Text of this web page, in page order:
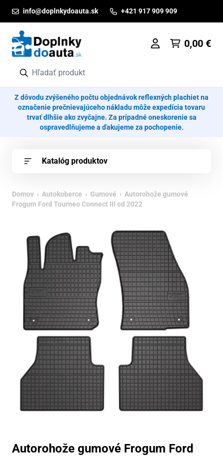
info@doplnkydoauta.sk +421 917 909 909
0,00 €
Z dôvodu zvýšeného počtu objednávok reflexných plachiet na
označenie prečnievajúceho nákladu môže expedícia tovaru
trvať dlhšie ako zvyčajne. Za prípadné oneskorenie sa
ospravedlňujeme a ďakujeme za pochopenie.
Katalóg produktov
Domov › Autokoberce › Gumové › Autorohože gumové
Frogum Ford Tourneo Connect III od 2022
Autorohože gumové Frogum Ford